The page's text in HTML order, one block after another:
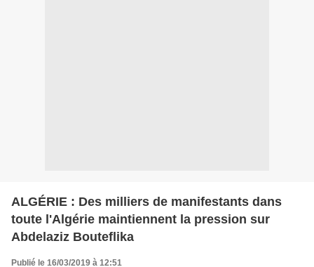
ALGÉRIE : Des milliers de manifestants dans
toute l'Algérie maintiennent la pression sur
Abdelaziz Bouteflika
Publié le 16/03/2019 à 12:51